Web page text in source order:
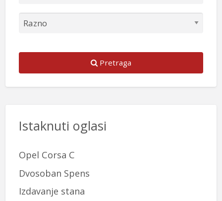
Pretraga
Istaknuti oglasi
Opel Corsa C
Dvosoban Spens
Izdavanje stana